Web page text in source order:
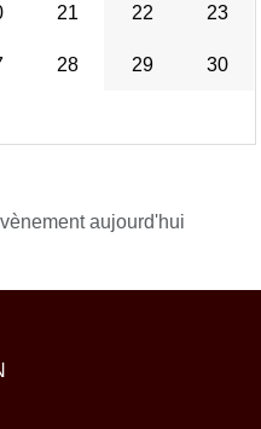
21 22 23
28 29 30
aujourd'hui